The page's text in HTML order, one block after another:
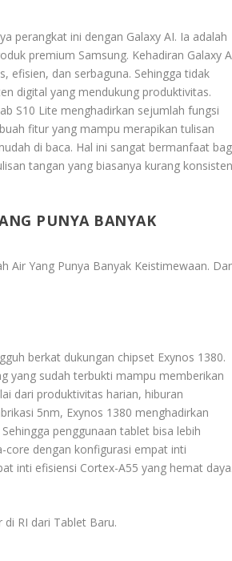
perangkat ini dengan Galaxy AI. Ia adalah
premium Samsung. Kehadiran Galaxy
efisien, dan serbaguna. Sehingga tidak
digital yang mendukung produktivitas.
S10 Lite menghadirkan sejumlah fungsi
fitur yang mampu merapikan tulisan
di baca. Hal ini sangat bermanfaat
tangan yang biasanya kurang konsisten
PUNYA BANYAK
Air Yang Punya Banyak Keistimewaan.
berkat dukungan chipset Exynos 1380.
yang sudah terbukti mampu memberikan
dari produktivitas harian, hiburan
5nm, Exynos 1380 menghadirkan
penggunaan tablet bisa lebih
core dengan konfigurasi empat inti
inti efisiensi Cortex-A55 yang hemat daya.
di RI dari Tablet Baru.